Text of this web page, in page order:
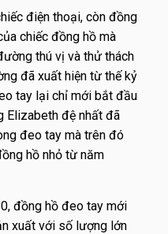
điện thoại, còn đồng
chiếc đồng hồ mà
thú vị và thử thách
đã xuất hiện từ thế kỷ
tay lại chỉ mới bắt đầu
Elizabeth đệ nhất đã
đeo tay mà trên đó
hồ nhỏ từ năm
đồng hồ đeo tay mới
xuất với số lượng lớn